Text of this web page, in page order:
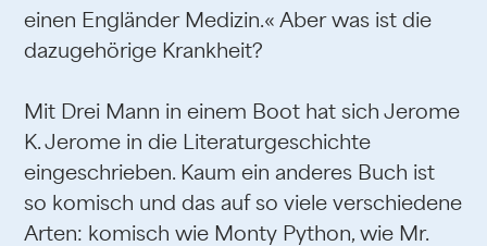
einen Engländer Medizin.« Aber was ist die
dazugehörige Krankheit?
Mit Drei Mann in einem Boot hat sich Jerome
K. Jerome in die Literaturgeschichte
eingeschrieben. Kaum ein anderes Buch ist
so komisch und das auf so viele verschiedene
Arten: komisch wie Monty Python, wie Mr.